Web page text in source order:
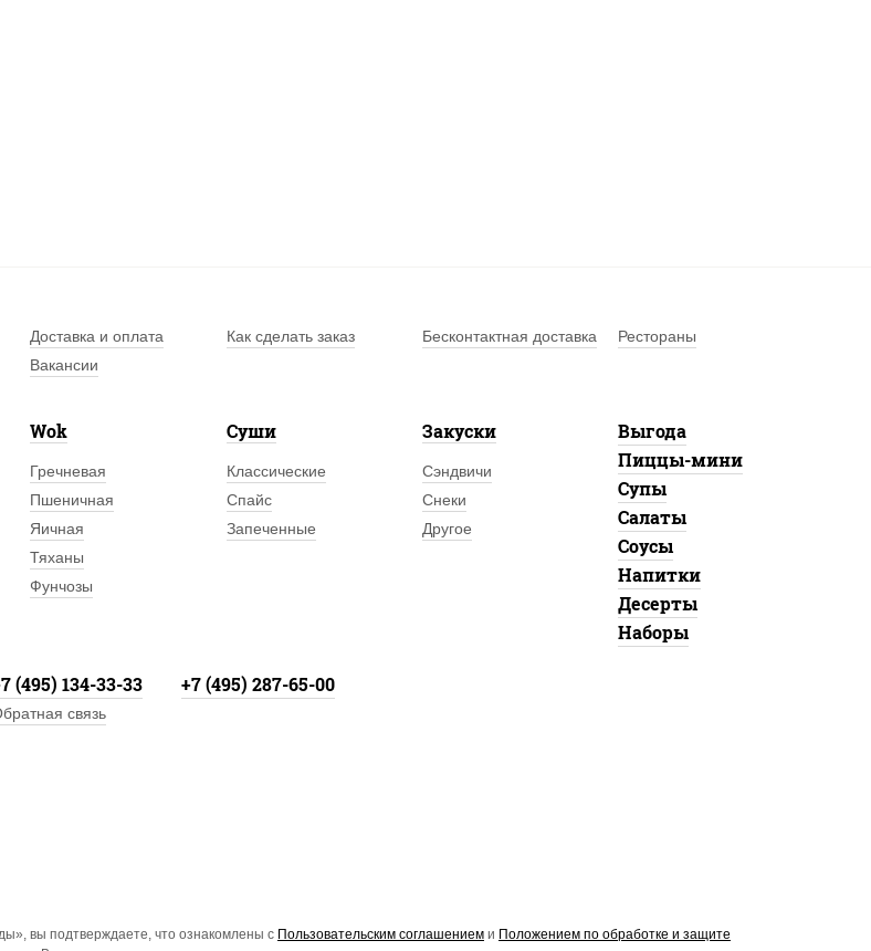
Доставка и оплата Как сделать заказ Бесконтактная доставка
Рестораны
Вакансии
Wok
Гречневая
Пшеничная
Яичная
Тяханы
Фунчозы
Суши
Классические
Спайс
Запеченные
Закуски
Сэндвичи
Снеки
Другое
Выгода
Пиццы-мини
Супы
Салаты
Соусы
Напитки
Десерты
Наборы
(495) 134-33-33 +7 (495) 287-65-00
связь
вы подтверждаете, что ознакомлены с Пользовательским соглашением и Положением по обработке и защите